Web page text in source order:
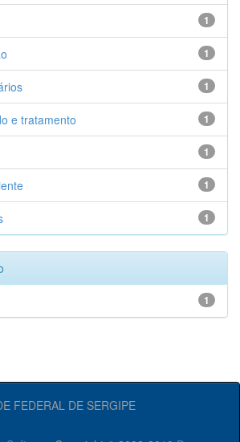
1
1
1
1
e tratamento
1
1
1
1
FEDERAL DE SERGIPE